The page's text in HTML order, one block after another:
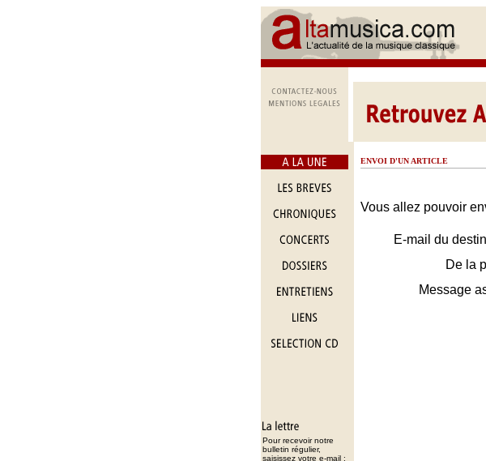
Pour recevoir notre
bulletin régulier,
saisissez votre e-mail :
ENVOI D'UN ARTICLE
Vous allez pouvoir
E-mail du
De la
Message